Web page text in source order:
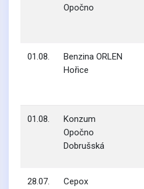
Opočno
01.08.
Benzina ORLEN
Hořice
01.08.
Konzum
Opočno
Dobrušská
28.07.
Cepox